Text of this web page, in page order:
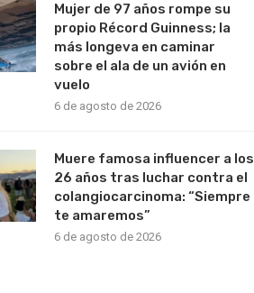
Mujer de 97 años rompe su
propio Récord Guinness; la
más longeva en caminar
sobre el ala de un avión en
vuelo
6 de agosto de 2026
Muere famosa influencer a los
26 años tras luchar contra el
colangiocarcinoma: “Siempre
te amaremos”
6 de agosto de 2026